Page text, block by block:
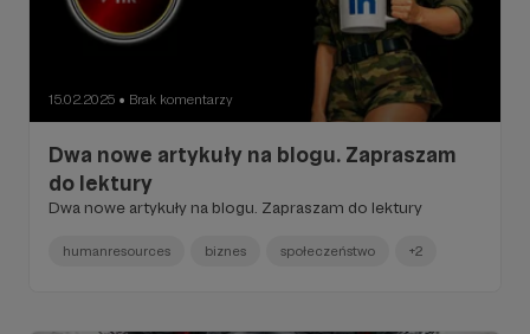
15.02.2025 ● Brak komentarzy
Dwa nowe artykuły na blogu. Zapraszam
do lektury
Dwa nowe artykuły na blogu. Zapraszam do lektury
humanresources biznes społeczeństwo +2